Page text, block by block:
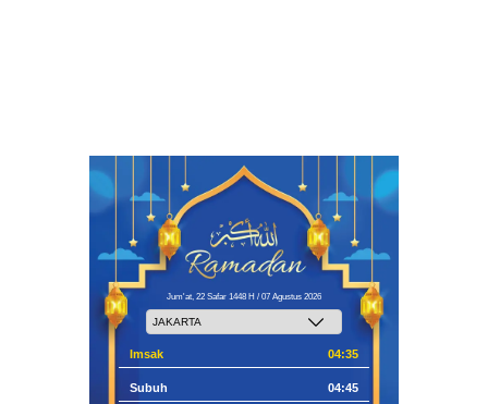
Jum'at, 22 Safar 1448 H / 07 Agustus 2026
Imsak 04:35
Subuh 04:45